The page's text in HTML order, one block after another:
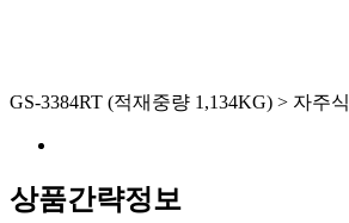
GS-3384RT (적재중량 1,134KG) > 자주식
상품간략정보